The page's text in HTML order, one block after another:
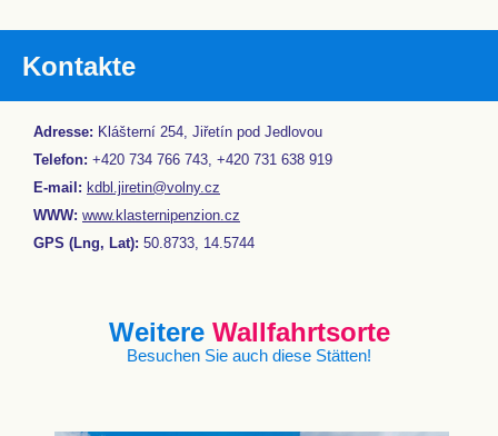
Kontakte
Adresse: Klášterní 254, Jiřetín pod Jedlovou
Telefon: +420 734 766 743, +420 731 638 919
E-mail: kdbl.jiretin@volny.cz
WWW: www.klasternipenzion.cz
GPS (Lng, Lat): 50.8733, 14.5744
Weitere Wallfahrtsorte
Besuchen Sie auch diese Stätten!